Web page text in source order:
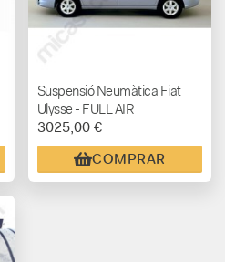
Suspensió Neumàtica Fiat
Ulysse - FULL AIR
3025,00 €
COMPRAR